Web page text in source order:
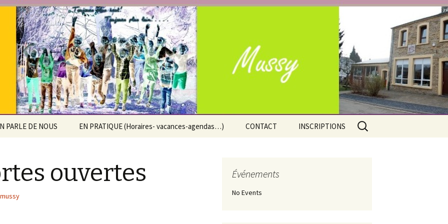
Saint-Pierre de Mussy-la-Ville
PARLE DE NOUS EN PRATIQUE (Horaires- vacances-agendas…)
Horaires
CONTACT
Situation géographique
INSCRIPTIONS Rechercher :
ouvertes Événements
No Events